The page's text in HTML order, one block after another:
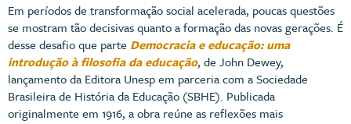
Em períodos de transformação social acelerada, poucas questões
se mostram tão decisivas quanto a formação das novas gerações. É
desse desafio que parte Democracia e educação: uma
introdução à filosofia da educação, de John Dewey,
lançamento da Editora Unesp em parceria com a Sociedade
Brasileira de História da Educação (SBHE). Publicada
originalmente em 1916, a obra reúne as reflexões mais